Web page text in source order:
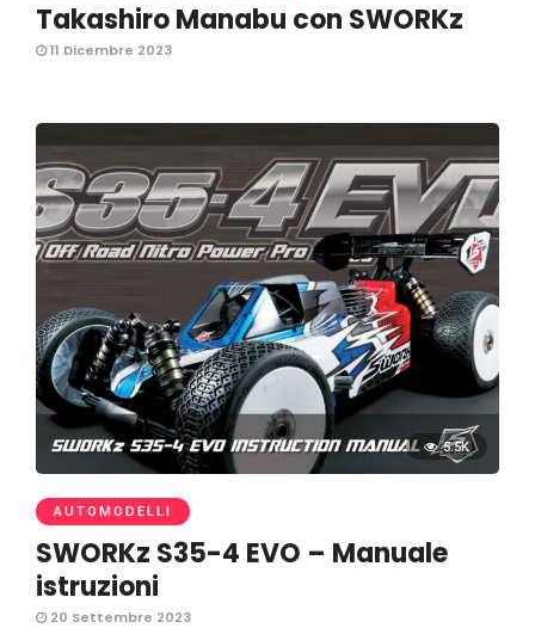
Takashiro Manabu con SWORKz
11 Dicembre 2023
5.5K
AUTOMODELLI
SWORKz S35-4 EVO – Manuale
istruzioni
20 Settembre 2023